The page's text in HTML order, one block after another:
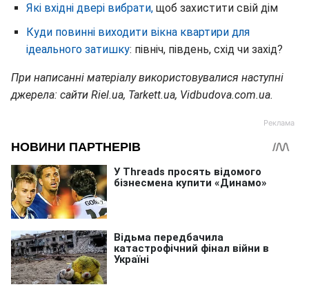
Які вхідні двері вибрати, щоб захистити свій дім
Куди повинні виходити вікна квартири для
ідеального затишку: північ, південь, схід чи захід?
При написанні матеріалу використовувалися наступні
джерела: сайти Riel.ua, Tarkett.ua, Vidbudova.com.ua.